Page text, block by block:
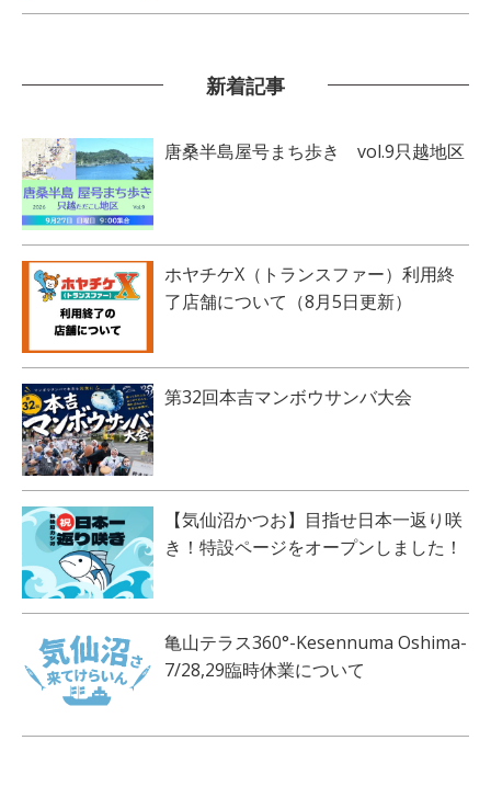
新着記事
唐桑半島屋号まち歩き vol.9只越地区
ホヤチケX（トランスファー）利用終
了店舗について（8月5日更新）
第32回本吉マンボウサンバ大会
【気仙沼かつお】目指せ日本一返り咲
き！特設ページをオープンしました！
亀山テラス360°-Kesennuma Oshima-
7/28,29臨時休業について